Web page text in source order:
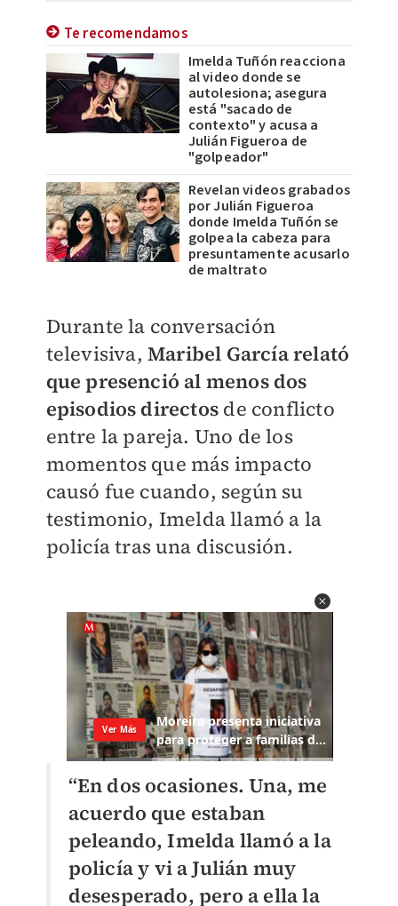
Te recomendamos
Imelda Tuñón reacciona
al video donde se
autolesiona; asegura
está "sacado de
contexto" y acusa a
Julián Figueroa de
"golpeador"
Revelan videos grabados
por Julián Figueroa
donde Imelda Tuñón se
golpea la cabeza para
presuntamente acusarlo
de maltrato
Durante la conversación
televisiva, Maribel García relató
que presenció al menos dos
episodios directos de conflicto
entre la pareja. Uno de los
momentos que más impacto
causó fue cuando, según su
testimonio, Imelda llamó a la
policía tras una discusión.
“En dos ocasiones. Una, me
acuerdo que estaban
peleando, Imelda llamó a la
policía y vi a Julián muy
desesperado, pero a ella la